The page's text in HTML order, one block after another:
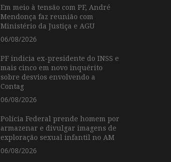
Em meio à tensão com PF, André
Mendonça faz reunião com
Ministério da Justiça e AGU
06/08/2026
PF indicia ex-presidente do INSS e
mais cinco em novo inquérito
sobre desvios envolvendo a
Contag
06/08/2026
Polícia Federal prende homem por
armazenar e divulgar imagens de
exploração sexual infantil no AM
06/08/2026